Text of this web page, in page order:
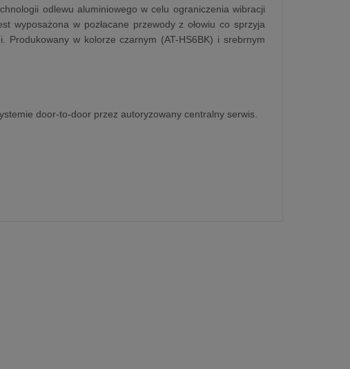
odlewu aluminiowego w celu ograniczenia wibracji
wyposażona w pozłacane przewody z ołowiu co sprzyja
Produkowany w kolorze czarnym (AT-HS6BK) i srebrnym
door-to-door przez autoryzowany centralny serwis.